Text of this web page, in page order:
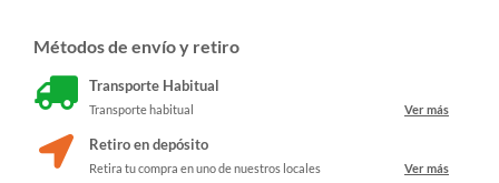
Métodos de envío y retiro
Transporte Habitual
Transporte habitual Ver más
Retiro en depósito
Retira tu compra en uno de nuestros locales Ver más